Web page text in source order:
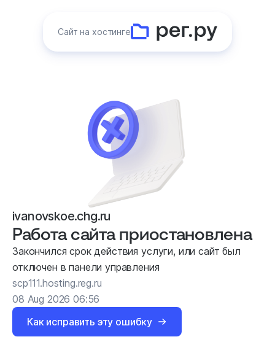
Сайт на хостинге
ivanovskoe.chg.ru
Работа сайта приостановлена
Закончился срок действия услуги, или сайт был
отключен в панели управления
scp111.hosting.reg.ru
08 Aug 2026 06:56
Как исправить эту ошибку